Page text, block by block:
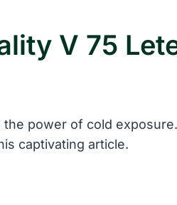
V 75
power of cold
captivating article.